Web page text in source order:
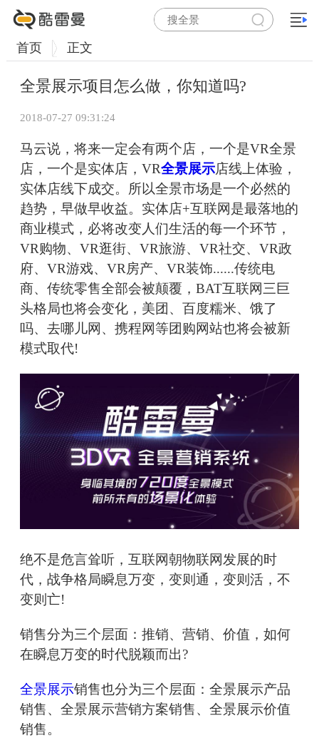
首页 正文
全景展示项目怎么做，你知道吗?
2018-07-27 09:31:24
马云说，将来一定会有两个店，一个是VR全景
店，一个是实体店，VR全景展示店线上体验，
实体店线下成交。所以全景市场是一个必然的
趋势，早做早收益。实体店+互联网是最落地的
商业模式，必将改变人们生活的每一个环节，
VR购物、VR逛街、VR旅游、VR社交、VR政
府、VR游戏、VR房产、VR装饰......传统电
商、传统零售全部会被颠覆，BAT互联网三巨
头格局也将会变化，美团、百度糯米、饿了
吗、去哪儿网、携程网等团购网站也将会被新
模式取代!
绝不是危言耸听，互联网朝物联网发展的时
代，战争格局瞬息万变，变则通，变则活，不
变则亡!
销售分为三个层面：推销、营销、价值，如何
在瞬息万变的时代脱颖而出?
全景展示销售也分为三个层面：全景展示产品
销售、全景展示营销方案销售、全景展示价值
销售。